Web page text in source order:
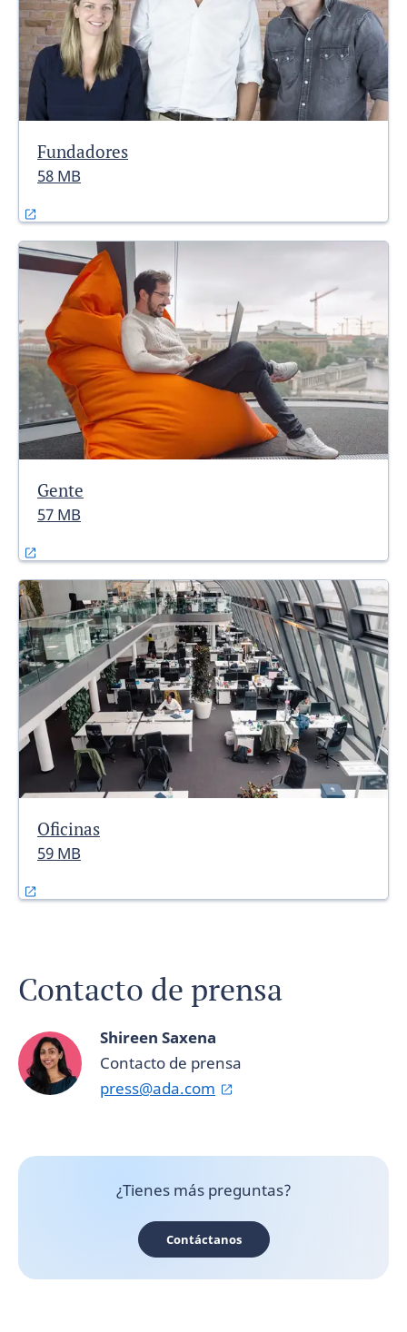
Fundadores
58 MB
Gente
57 MB
Oficinas
59 MB
Contacto de prensa
Shireen Saxena
Contacto de prensa
press@ada.com
¿Tienes más preguntas?
Contáctanos